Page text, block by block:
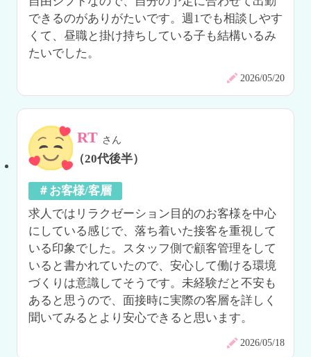
できるのがありがたいです。週1でも相談しやす
くて、昼職と掛け持ちしている子も結構いるみ
たいでした。
2026/05/20
RT さん
（20代後半）
＃お客様/客層
求人ではリラクゼーション目的のお客様を中心
にしている感じで、落ち着いた接客を重視して
いる印象でした。スタッフ側で顧客管理をして
いると書かれていたので、安心して働ける環境
づくりは意識してそうです。未経験だと不安も
あると思うので、面接時に実際の客層を詳しく
聞いてみるとより安心できると思います。
2026/05/18